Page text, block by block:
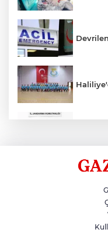
Hikmet